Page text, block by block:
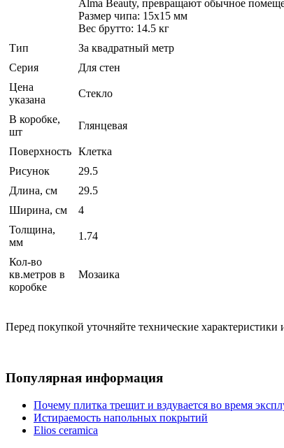
Alma Beauty, превращают обычное
Размер чипа: 15x15 мм
Вес брутто: 14.5 кг
Тип
За квадратный метр
Серия
Для стен
Цена
указана
Стекло
В коробке,
шт
Глянцевая
Поверхность Клетка
Рисунок
29.5
Длина, см
29.5
Ширина, см
4
Толщина,
мм
1.74
Кол-во
кв.метров в
коробке
Мозаика
Перед покупкой уточняйте технические
Популярная информация
Почему плитка трещит и вздувается во время
Истираемость напольных покрытий
Elios ceramica